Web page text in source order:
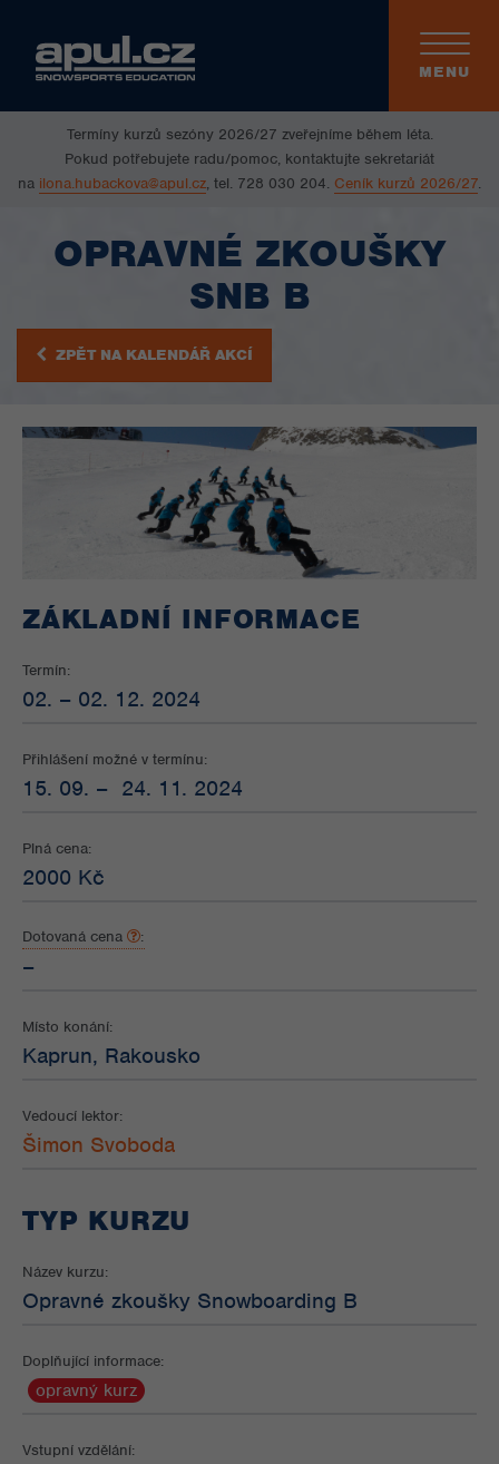
Toggle
MENU
Termíny kurzů sezóny 2026/27 zveřejníme během léta.
Pokud potřebujete radu/pomoc, kontaktujte sekretariát
na ilona.hubackova@apul.cz, tel. 728 030 204. Ceník kurzů 2026/27.
OPRAVNÉ ZKOUŠKY
SNB B
ZPĚT NA KALENDÁŘ AKCÍ
ZÁKLADNÍ INFORMACE
Termín:
02. – 02. 12. 2024
Přihlášení možné v termínu:
15. 09. – 24. 11. 2024
Plná cena:
2000 Kč
Dotovaná cena :
–
Místo konání:
Kaprun, Rakousko
Vedoucí lektor:
Šimon Svoboda
TYP KURZU
Název kurzu:
Opravné zkoušky Snowboarding B
Doplňující informace:
opravný kurz
Vstupní vzdělání: